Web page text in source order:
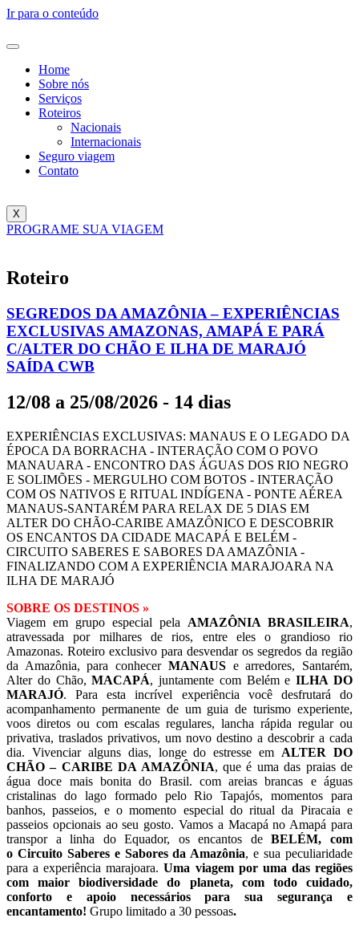
Ir para o conteúdo
Home
Sobre nós
Serviços
Roteiros
Nacionais
Internacionais
Seguro viagem
Contato
X
PROGRAME SUA VIAGEM
Roteiro
SEGREDOS DA AMAZÔNIA – EXPERIÊNCIAS
EXCLUSIVAS AMAZONAS, AMAPÁ E PARÁ
C/ALTER DO CHÃO E ILHA DE MARAJÓ
SAÍDA CWB
12/08 a 25/08/2026 - 14 dias
EXPERIÊNCIAS EXCLUSIVAS: MANAUS E O LEGADO DA
ÉPOCA DA BORRACHA - INTERAÇÃO COM O POVO
MANAUARA - ENCONTRO DAS ÁGUAS DOS RIO NEGRO
E SOLIMÕES - MERGULHO COM BOTOS - INTERAÇÃO
COM OS NATIVOS E RITUAL INDÍGENA - PONTE AÉREA
MANAUS-SANTARÉM PARA RELAX DE 5 DIAS EM
ALTER DO CHÃO-CARIBE AMAZÔNICO E DESCOBRIR
OS ENCANTOS DA CIDADE MACAPÁ E BELÉM -
CIRCUITO SABERES E SABORES DA AMAZÔNIA -
FINALIZANDO COM A EXPERIÊNCIA MARAJOARA NA
ILHA DE MARAJÓ
SOBRE OS DESTINOS »
Viagem em grupo especial pela AMAZÔNIA BRASILEIRA,
atravessada por milhares de rios, entre eles o grandioso rio
Amazonas. Roteiro exclusivo para desvendar os segredos da região
da Amazônia, para conhecer MANAUSe arredores, Santarém,
Alter do Chão,MACAPÁ, juntamente com Belém eILHA DO
MARAJÓ. Para esta incrível experiência você desfrutará do
acompanhamento permanente de um guia de turismo experiente,
voos diretos ou com escalas regulares, lancha rápida regular ou
privativa, traslados privativos, um novo destino a descobrir a cada
dia. Vivenciar alguns dias, longe do estresse em ALTER DO
CHÃO – CARIBE DA AMAZÔNIA, que é uma das praias de
água doce mais bonita do Brasil. com areias brancas e águas
cristalinas do lago formado pelo Rio Tapajós, momentos para
banhos, passeios, e o momento especial do ritual da Piracaia e
passeios opcionais ao seu gosto. Vamos a Macapá no Amapá para
transpor a linha do Equador, os encantos deBELÉM, com
o Circuito Saberes e Sabores da Amazônia, e sua peculiaridade
para a experiência marajoara.Uma viagem por uma das regiões
com maior biodiversidade do planeta, com todo cuidado,
conforto e apoio necessários para sua segurança e
encantamento! Grupo limitado a 30 pessoas.